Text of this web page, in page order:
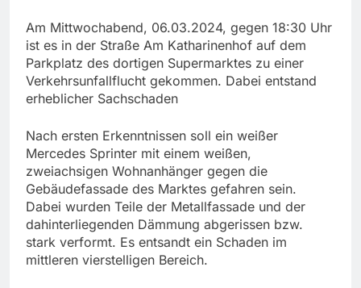
Am Mittwochabend, 06.03.2024, gegen 18:30 Uhr
ist es in der Straße Am Katharinenhof auf dem
Parkplatz des dortigen Supermarktes zu einer
Verkehrsunfallflucht gekommen. Dabei entstand
erheblicher Sachschaden
Nach ersten Erkenntnissen soll ein weißer
Mercedes Sprinter mit einem weißen,
zweiachsigen Wohnanhänger gegen die
Gebäudefassade des Marktes gefahren sein.
Dabei wurden Teile der Metallfassade und der
dahinterliegenden Dämmung abgerissen bzw.
stark verformt. Es entsandt ein Schaden im
mittleren vierstelligen Bereich.